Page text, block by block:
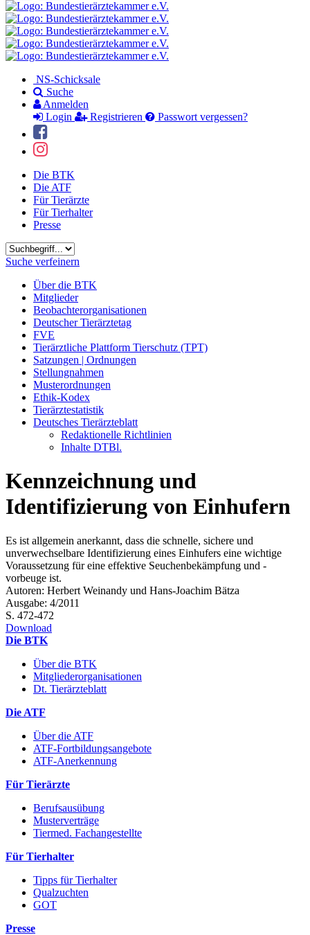
NS-Schicksale
Suche
Anmelden
Login
Registrieren Passwort vergessen?
Die BTK
Die ATF
Für Tierärzte
Für Tierhalter
Presse
Suchbegriff
Suche verfeinern
Über die BTK
Mitglieder
Beobachterorganisationen
Deutscher Tierärztetag
FVE
Tierärztliche Plattform Tierschutz (TPT)
Satzungen | Ordnungen
Stellungnahmen
Musterordnungen
Ethik-Kodex
Tierärztestatistik
Deutsches Tierärzteblatt
Redaktionelle Richtlinien
Inhalte DTBl.
Kennzeichnung und
Identifizierung von Einhufern
Es ist allgemein anerkannt, dass die schnelle, sichere und
unverwechselbare Identifizierung eines Einhufers eine wichtige
Voraussetzung für eine effektive Seuchenbekämpfung und -
vorbeuge ist.
Autoren: Herbert Weinandy und Hans-Joachim Bätza
Ausgabe: 4/2011
S. 472-472
Download
Die BTK
Über die BTK
Mitgliederorganisationen
Dt. Tierärzteblatt
Die ATF
Über die ATF
ATF-Fortbildungsangebote
ATF-Anerkennung
Für Tierärzte
Berufsausübung
Musterverträge
Tiermed. Fachangestellte
Für Tierhalter
Tipps für Tierhalter
Qualzuchten
GOT
Presse